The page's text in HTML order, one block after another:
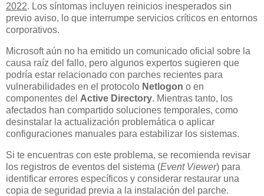
2022. Los síntomas incluyen reinicios inesperados sin
previo aviso, lo que interrumpe servicios críticos en entornos
corporativos.
Microsoft aún no ha emitido un comunicado oficial sobre la
causa raíz del fallo, pero algunos expertos sugieren que
podría estar relacionado con parches recientes para
vulnerabilidades en el protocolo Netlogon o en
componentes del Active Directory. Mientras tanto, los
afectados han compartido soluciones temporales, como
desinstalar la actualización problemática o aplicar
configuraciones manuales para estabilizar los sistemas.
Si te encuentras con este problema, se recomienda revisar
los registros de eventos del sistema (Event Viewer) para
identificar errores específicos y considerar restaurar una
copia de seguridad previa a la instalación del parche.